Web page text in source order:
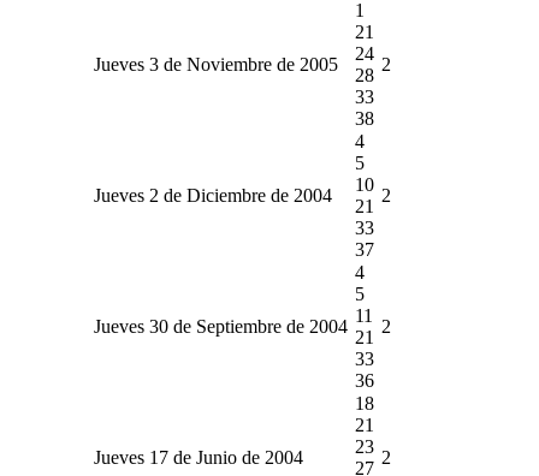
Jueves 3 de Noviembre de 2005
1
21
24
28
33
38
2
Jueves 2 de Diciembre de 2004
4
5
10
21
33
37
2
Jueves 30 de Septiembre de 2004
4
5
11
21
33
36
2
Jueves 17 de Junio de 2004
18
21
23
27
2